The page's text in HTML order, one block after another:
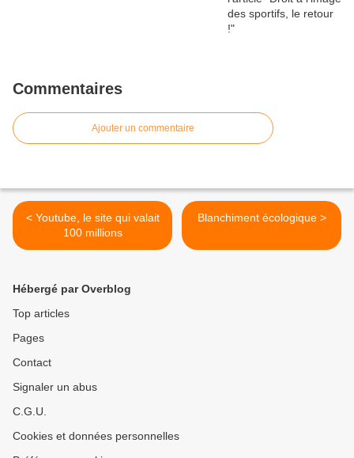
Commentaires
Ajouter un commentaire
< Youtube, le site qui valait
100 millions
Blanchiment écologique >
Hébergé par Overblog
Top articles
Pages
Contact
Signaler un abus
C.G.U.
Cookies et données personnelles